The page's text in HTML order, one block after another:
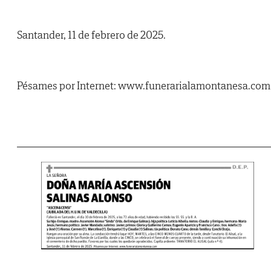
Santander, 11 de febrero de 2025.
Pésames por Internet: www.funerarialamontanesa.com